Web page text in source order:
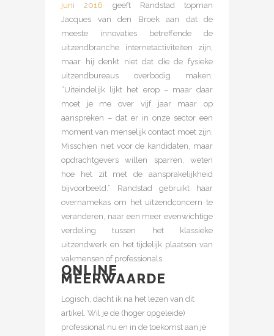
juni 2016 geeft Randstad topman
Jacques van den Broek aan dat de
meeste innovaties betreffende de
uitzendbranche internetactiviteiten zijn,
maar hij denkt niet dat die de fysieke
uitzendbureaus overbodig maken.
“Uiteindelijk lijkt het erop – maar daar
moet je me over vijf jaar maar op
aanspreken – dat er in onze sector een
moment van menselijk contact moet zijn.
Misschien niet voor de kandidaten, maar
opdrachtgevers willen sparren, weten
hoe het zit met de aansprakelijkheid
bijvoorbeeld.” Randstad gebruikt haar
overnamekas om het uitzendconcern te
veranderen, naar een meer evenwichtige
verdeling tussen het klassieke
uitzendwerk en het tijdelijk plaatsen van
vakmensen of professionals.
ONLINE
MEERWAARDE
Logisch, dacht ik na het lezen van dit
artikel. Wil je de (hoger opgeleide)
professional nu en in de toekomst aan je